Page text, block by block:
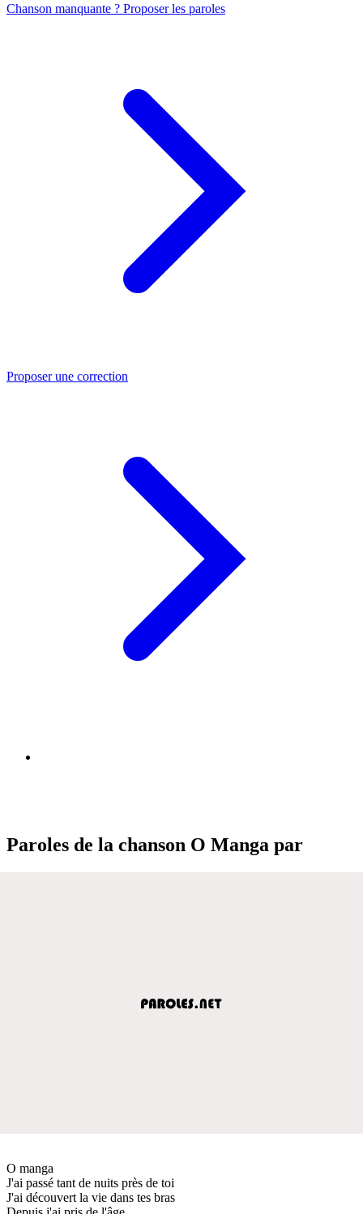
Chanson manquante ? Proposer les paroles
Proposer une correction
Paroles de la chanson O Manga par
O manga
J'ai passé tant de nuits près de toi
J'ai découvert la vie dans tes bras